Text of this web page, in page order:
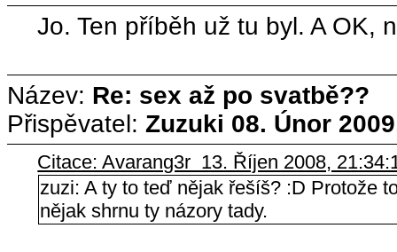
Jo. Ten příběh už tu byl. A OK,
Název: Re: sex až po svatbě??
Přispěvatel: Zuzuki 08. Únor
Citace: Avarang3r 13. Říjen 2008,
zuzi: A ty to teď nějak řešíš? :D Protože
nějak shrnu ty názory tady.